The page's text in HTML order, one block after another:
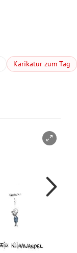
Karikatur zum Tag